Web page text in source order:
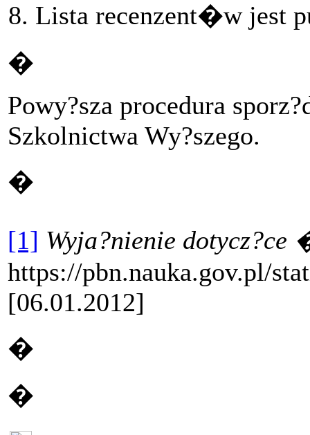
Lista recenzent�w jest
�
Powy?sza procedura
Szkolnictwa Wy?szego.
�
[1] Wyja?nienie
https://pbn.nauka.gov.pl/
[06.01.2012]
�
�